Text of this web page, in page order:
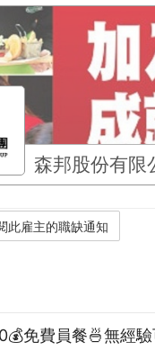
森邦股份有限
免費員餐🍜無經驗